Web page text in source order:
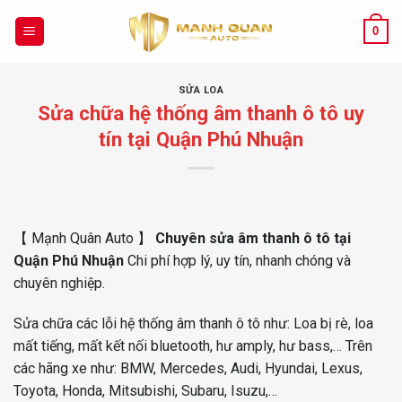
0
SỬA LOA
Sửa chữa hệ thống âm thanh ô tô uy
tín tại Quận Phú Nhuận
【 Mạnh Quân Auto 】 Chuyên sửa âm thanh ô tô tại
Quận Phú Nhuận Chi phí hợp lý, uy tín, nhanh chóng và
chuyên nghiệp.
Sửa chữa các lỗi hệ thống âm thanh ô tô như: Loa bị rè, loa
mất tiếng, mất kết nối bluetooth, hư amply, hư bass,… Trên
các hãng xe như: BMW, Mercedes, Audi, Hyundai, Lexus,
Toyota, Honda, Mitsubishi, Subaru, Isuzu,…